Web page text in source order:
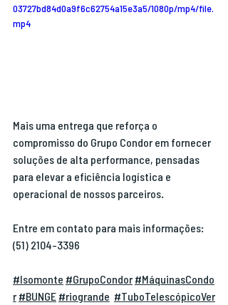
03727bd84d0a9f6c62754a15e3a5/1080p/mp4/file.
mp4
Mais uma entrega que reforça o
compromisso do Grupo Condor em fornecer
soluções de alta performance, pensadas
para elevar a eficiência logística e
operacional de nossos parceiros.
Entre em contato para mais informações:
(51) 2104-3396
#Isomonte #GrupoCondor #MáquinasCondo
r #BUNGE #riogrande #TuboTelescópicoVer